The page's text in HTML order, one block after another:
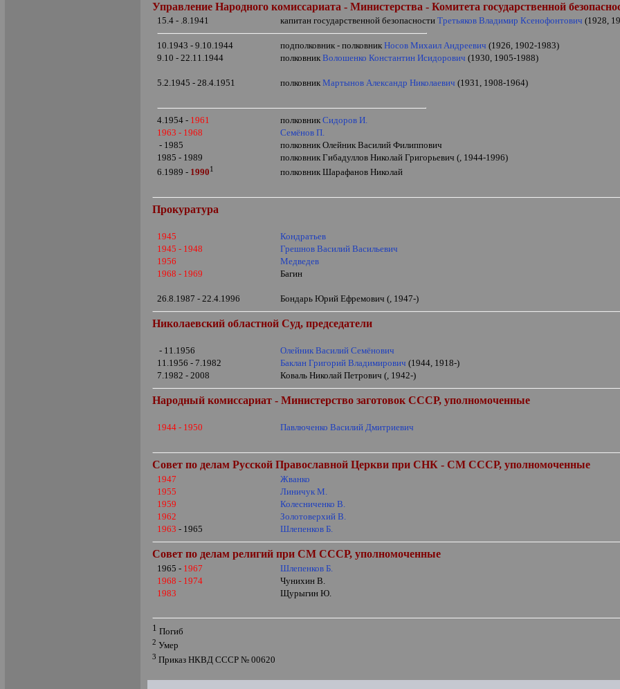
Управление Народного комиссариата - Министерства - Комитета государственной
15.4 - .8.1941 капитан государственной безопасностиТретьяков Владимир Ксенофонтович (1928,
10.1943 - 9.10.1944 подполковник - полковникНосов Михаил Андреевич (1926, 1902-1983)
9.10 - 22.11.1944
полковникВолошенко Константин Исидорович (1930, 1905-1988)
5.2.1945 - 28.4.1951 полковникМартынов Александр Николаевич (1931, 1908-1964)
4.1954 - 1961 полковникСидоров И.
1963 - 1968
Семёнов П.
- 1985
полковник Олейник Василий Филиппович
1985 - 1989
полковник Гибадуллов Николай Григорьевич (, 1944-1996)
6.1989 - 19901 полковник Шарафанов Николай
Прокуратура
1945
Кондратьев
1945 - 1948
Грешнов Василий Васильевич
1956
Медведев
1968 - 1969
Багин
26.8.1987 - 22.4.1996 Бондарь Юрий Ефремович (, 1947-)
Николаевский областной Суд, председатели
- 11.1956
Олейник Василий Семёнович
11.1956 - 7.1982
Баклан Григорий Владимирович (1944, 1918-)
7.1982 - 2008
Коваль Николай Петрович (, 1942-)
Народный комиссариат - Министерство заготовок СССР, уполномоченные
1944 - 1950 Павлюченко Василий Дмитриевич
Совет по делам Русской Православной Церкви при СНК - СМ СССР, уполномоченные
1947
Жванко
1955
Линичук М.
1959
Колесниченко В.
1962
Золотоверхий В.
1963 - 1965 Шлепенков Б.
Совет по делам религий при СМ СССР, уполномоченные
1965 - 1967
Шлепенков Б.
1968 - 1974
Чунихин В.
1983
Щурыгин Ю.
1 Погиб
2 Умер
3 Приказ НКВД СССР № 00620